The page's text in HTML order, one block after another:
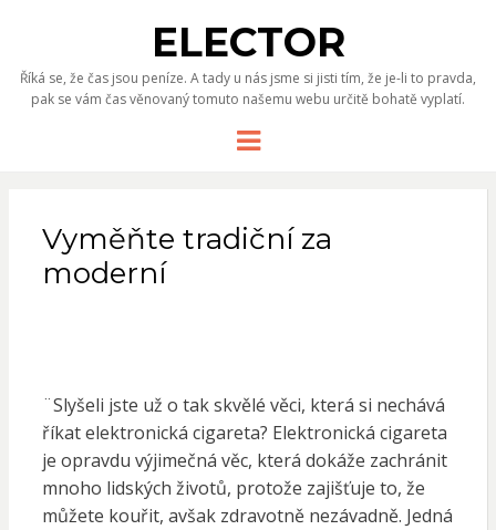
ELECTOR
Říká se, že čas jsou peníze. A tady u nás jsme si jisti tím, že je-li to pravda,
pak se vám čas věnovaný tomuto našemu webu určitě bohatě vyplatí.
Menu
Vyměňte tradiční za
moderní
¨Slyšeli jste už o tak skvělé věci, která si nechává
říkat elektronická cigareta? Elektronická cigareta
je opravdu výjimečná věc, která dokáže zachránit
mnoho lidských životů, protože zajišťuje to, že
můžete kouřit, avšak zdravotně nezávadně. Jedná